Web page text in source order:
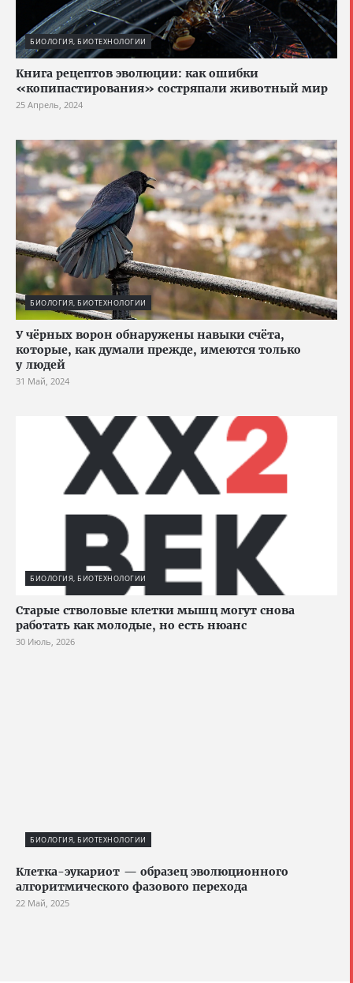
БИОЛОГИЯ, БИОТЕХНОЛОГИИ
Книга рецептов эволюции: как ошибки
«копипастирования» состряпали животный мир
25 Апрель, 2024
БИОЛОГИЯ, БИОТЕХНОЛОГИИ
У чёрных ворон обнаружены навыки счёта,
которые, как думали прежде, имеются только
у людей
31 Май, 2024
БИОЛОГИЯ, БИОТЕХНОЛОГИИ
Старые стволовые клетки мышц могут снова
работать как молодые, но есть нюанс
30 Июль, 2026
БИОЛОГИЯ, БИОТЕХНОЛОГИИ
Клетка-эукариот — образец эволюционного
алгоритмического фазового перехода
22 Май, 2025